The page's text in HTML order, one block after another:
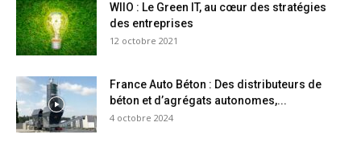
WIIO : Le Green IT, au cœur des stratégies
des entreprises
12 octobre 2021
France Auto Béton : Des distributeurs de
béton et d’agrégats autonomes,...
4 octobre 2024